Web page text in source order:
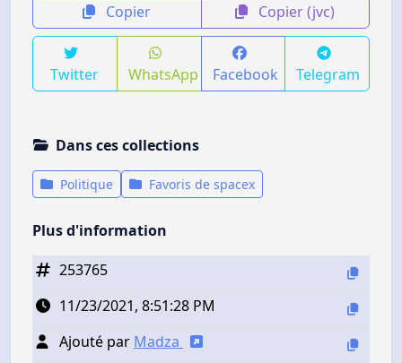
Copier Copier (jvc)
Twitter WhatsApp Facebook Telegram
Dans ces collections
Politique Favoris de spacex
Plus d'information
253765
11/23/2021, 8:51:28 PM
Ajouté par Madza